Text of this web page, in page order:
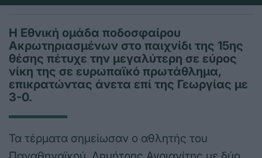
Η Εθνική ομάδα ποδοσφαίρου
Ακρωτηριασμένων στο παιχνίδι της 15ης
θέσης πέτυχε την μεγαλύτερη σε εύρος
νίκη της σε ευρωπαϊκό πρωτάθλημα,
επικρατώντας άνετα επί της Γεωργίας με
3-0.
Τα τέρματα σημείωσαν ο αθλητής του